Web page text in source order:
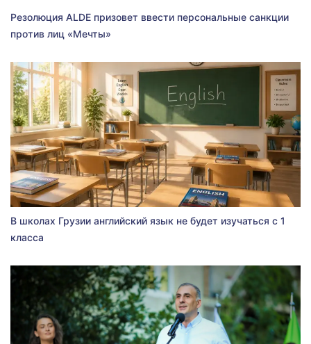
Резолюция ALDE призовет ввести персональные санкции
против лиц «Мечты»
В школах Грузии английский язык не будет изучаться с 1
класса